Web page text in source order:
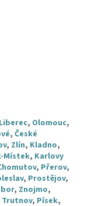
Liberec, Olomouc,
, České
, Zlín, Kladno,
Místek, Karlovy
, Přerov,
, Prostějov,
, Znojmo,
Trutnov, Písek,